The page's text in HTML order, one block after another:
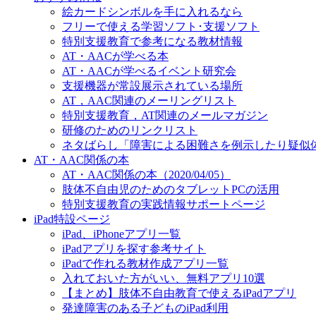
絵カードシンボルを手に入れるなら
フリーで使える学習ソフト･支援ソフト
特別支援教育で参考になる教材情報
AT・AACが学べる本
AT・AACが学べるイベント研究会
支援機器が常設展示されている場所
AT，AAC関連のメーリングリスト
特別支援教育，AT関連のメールマガジン
研修のためのリンクリスト
ネタばらし「障害による困難さを例示したり疑似
AT・AAC関係の本
AT・AAC関係の本（2020/04/05）
肢体不自由児のためのタブレットPCの活用
特別支援教育の実践情報サポートページ
iPad特設ページ
iPad、iPhoneアプリ一覧
iPadアプリを探す参考サイト
iPadで作れる教材作成アプリ一覧
入れておいた方がいい、無料アプリ10選
【まとめ】肢体不自由教育で使えるiPadアプリ
発達障害のある子どものiPad利用